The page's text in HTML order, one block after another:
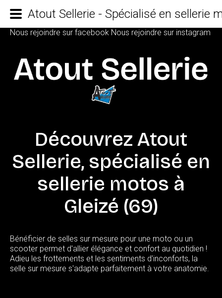
Nous rejoindre sur facebook Nous rejoindre sur instagram
Découvrez Atout
Sellerie, spécialisé en
sellerie motos à
Gleizé (69)
Bénéficier de selles sur mesure pour une moto ou un
scooter permet d'allier élégance et confort au quotidien !
Adieu les frottements et les sentiments d'inconforts, la
selle sur mesure s'adapte parfaitement à votre anatomie.
Atout Sellerie - Spécialisé en sellerie